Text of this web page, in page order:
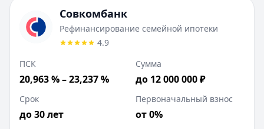
Совкомбанк
Рефинансирование семейной ипотеки
4.9
ПСК
20,963 % – 23,237 %
Сумма
до 12 000 000 ₽
Срок
до 30 лет
Первоначальный взнос
от 0%